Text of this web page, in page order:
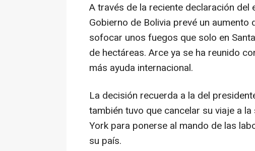
A través de la reciente declaración del
Gobierno de Bolivia prevé un
sofocar unos fuegos que solo en
de hectáreas. Arce ya se ha reunido
más ayuda internacional.
La decisión recuerda a la del
también tuvo que cancelar su viaje a
York para ponerse al mando de las
su país.